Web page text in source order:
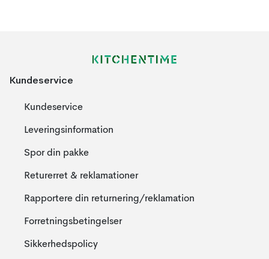
Kundeservice
Kundeservice
Leveringsinformation
Spor din pakke
Returerret & reklamationer
Rapportere din returnering/reklamation
Forretningsbetingelser
Sikkerhedspolicy